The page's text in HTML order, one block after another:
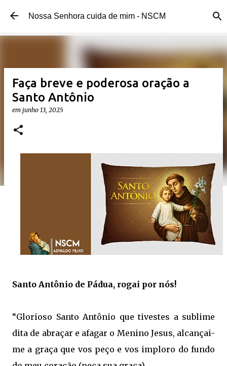
Pular para o conteúdo principal
Nossa Senhora cuida de mim - NSCM
Faça breve e poderosa oração a
Santo Antônio
em junho 13, 2025
Santo Antônio de Pádua, rogai por nós!
“Glorioso Santo Antônio que tivestes a sublime
dita de abraçar e afagar o Menino Jesus, alcançai-
me a graça que vos peço e vos imploro do fundo